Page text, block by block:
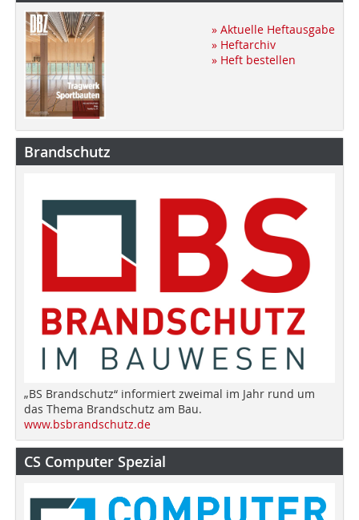
» Aktuelle Heftausgabe
» Heftarchiv
» Heft bestellen
Brandschutz
„BS Brandschutz“ informiert zweimal im Jahr rund um
das Thema Brandschutz am Bau.
www.bsbrandschutz.de
CS Computer Spezial